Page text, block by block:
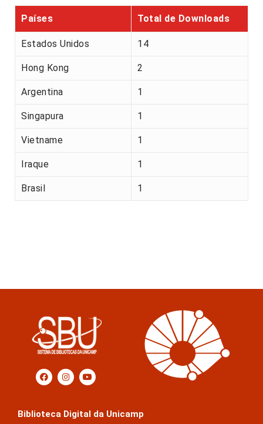
Países Total de Downloads
Estados Unidos 14
Hong Kong 2
Argentina 1
Singapura 1
Vietname 1
Iraque 1
Brasil 1
Biblioteca Digital da Unicamp